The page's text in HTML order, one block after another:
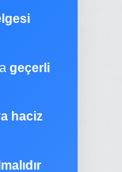
geçerli
haciz